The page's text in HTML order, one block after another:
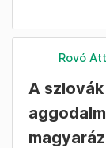
Rovó
A